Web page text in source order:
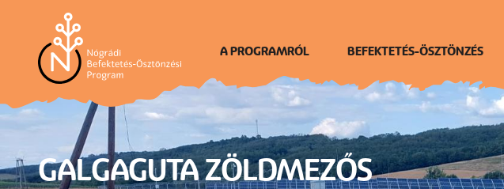
tartalomra
A PROGRAMRÓL BEFEKTETÉS-ÖSZTÖNZÉS
GALGAGUTA ZÖLDMEZŐS